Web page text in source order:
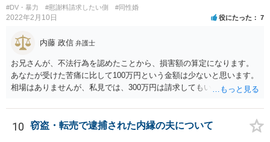
#DV・暴力 #慰謝料請求したい側 #同性婚
2022年2月10日 役にたった 7
内藤 政信 弁護士
お兄さんが、不法行為を認めたことから、損害額の算定になります。
あなたが受けた苦痛に比して100万円という金額は少ないと思います。
相場はありませんが、私見では、300万円は請求してもいいですね。
なるような条件では困るでしょう。 支払いの効果を高めるために、弁
護士を立ち合い人にするといいで しょう。 したがって、金額も含め
て、条件については弁護士と話をするといい でしょう。 書面はどちら
10 窃盗・転売で逮捕された内縁の夫について